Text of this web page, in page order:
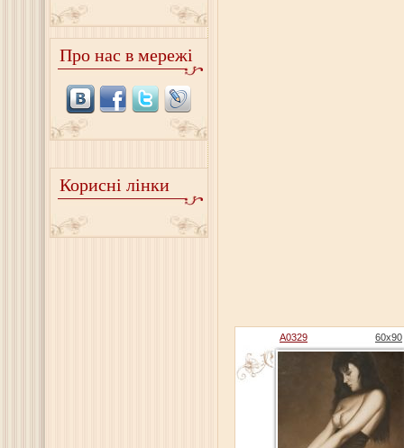
Про нас в мережі
Корисні лінки
A0329 60x90